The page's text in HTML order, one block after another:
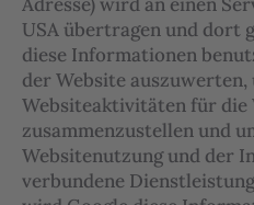
USA übertragen und dort
diese Informationen
der Website
Websiteaktivitäten für die
zusammenzustellen und
Websitenutzung und der
verbundene